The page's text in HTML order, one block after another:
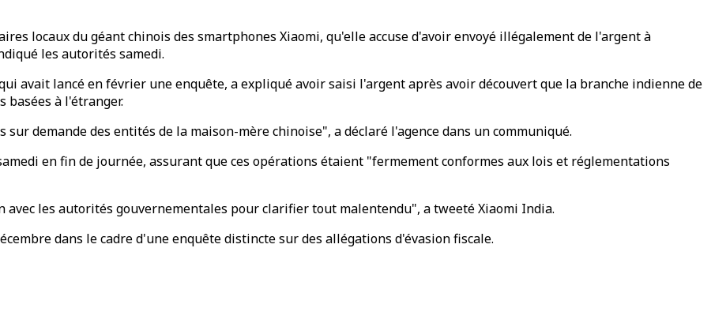
locaux du géant chinois des smartphones Xiaomi, qu'elle accuse d'avoir envoyé illégalement de l'argent à
les autorités samedi.
avait lancé en février une enquête, a expliqué avoir saisi l'argent après avoir découvert que la branche indienne de
basées à l'étranger.
demande des entités de la maison-mère chinoise", a déclaré l'agence dans un communiqué.
en fin de journée, assurant que ces opérations étaient "fermement conformes aux lois et réglementations
les autorités gouvernementales pour clarifier tout malentendu", a tweeté Xiaomi India.
dans le cadre d'une enquête distincte sur des allégations d'évasion fiscale.